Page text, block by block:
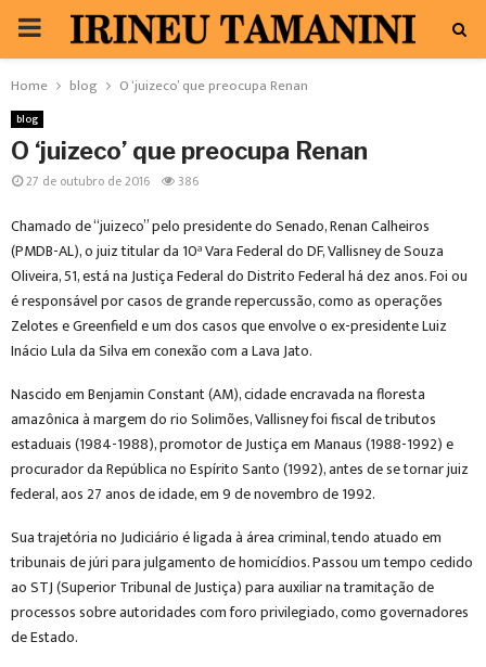
PRIMARY
MENU
Home blog O ‘juizeco’ que preocupa Renan
blog
O ‘juizeco’ que preocupa Renan
27 de outubro de 2016 386
Chamado de “juizeco” pelo presidente do Senado, Renan Calheiros
(PMDB-AL), o juiz titular da 10ª Vara Federal do DF, Vallisney de Souza
Oliveira, 51, está na Justiça Federal do Distrito Federal há dez anos. Foi ou
é responsável por casos de grande repercussão, como as operações
Zelotes e Greenfield e um dos casos que envolve o ex-presidente Luiz
Inácio Lula da Silva em conexão com a Lava Jato.
Nascido em Benjamin Constant (AM), cidade encravada na floresta
amazônica à margem do rio Solimões, Vallisney foi fiscal de tributos
estaduais (1984-1988), promotor de Justiça em Manaus (1988-1992) e
procurador da República no Espírito Santo (1992), antes de se tornar juiz
federal, aos 27 anos de idade, em 9 de novembro de 1992.
Sua trajetória no Judiciário é ligada à área criminal, tendo atuado em
tribunais de júri para julgamento de homicídios. Passou um tempo cedido
ao STJ (Superior Tribunal de Justiça) para auxiliar na tramitação de
processos sobre autoridades com foro privilegiado, como governadores
de Estado.